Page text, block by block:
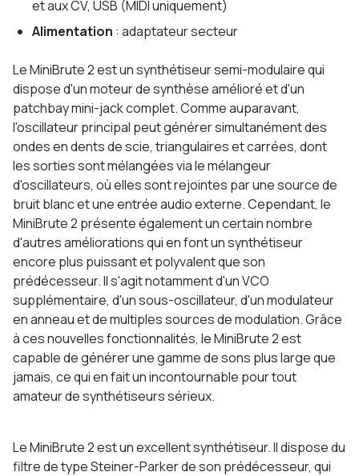
et aux CV, USB (MIDI uniquement)
Alimentation : adaptateur secteur
Le MiniBrute 2 est un synthétiseur semi-modulaire qui
dispose d'un moteur de synthèse amélioré et d'un
patchbay mini-jack complet. Comme auparavant,
l'oscillateur principal peut générer simultanément des
ondes en dents de scie, triangulaires et carrées, dont
les sorties sont mélangées via le mélangeur
d'oscillateurs, où elles sont rejointes par une source de
bruit blanc et une entrée audio externe. Cependant, le
MiniBrute 2 présente également un certain nombre
d'autres améliorations qui en font un synthétiseur
encore plus puissant et polyvalent que son
prédécesseur. Il s'agit notamment d'un VCO
supplémentaire, d'un sous-oscillateur, d'un modulateur
en anneau et de multiples sources de modulation. Grâce
à ces nouvelles fonctionnalités, le MiniBrute 2 est
capable de générer une gamme de sons plus large que
jamais, ce qui en fait un incontournable pour tout
amateur de synthétiseurs sérieux.
Le MiniBrute 2 est un excellent synthétiseur. Il dispose du
filtre de type Steiner-Parker de son prédécesseur, qui